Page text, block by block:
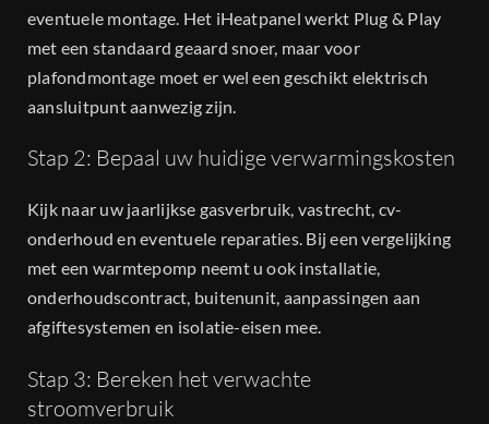
eventuele montage. Het iHeatpanel werkt Plug & Play
met een standaard geaard snoer, maar voor
plafondmontage moet er wel een geschikt elektrisch
aansluitpunt aanwezig zijn.
Stap 2: Bepaal uw huidige verwarmingskosten
Kijk naar uw jaarlijkse gasverbruik, vastrecht, cv-
onderhoud en eventuele reparaties. Bij een vergelijking
met een warmtepomp neemt u ook installatie,
onderhoudscontract, buitenunit, aanpassingen aan
afgiftesystemen en isolatie-eisen mee.
Stap 3: Bereken het verwachte
stroomverbruik